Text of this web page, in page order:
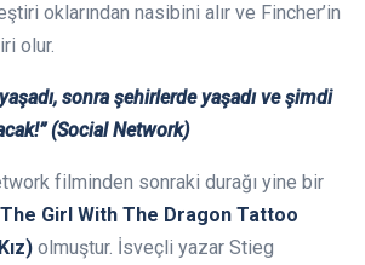
oklarından nasibini alır ve Fincher’in
olur.
sonra şehirlerde yaşadı ve şimdi
(Social Network)
filminden sonraki durağı yine bir
The Girl With The Dragon Tattoo
olmuştur. İsveçli yazar Stieg